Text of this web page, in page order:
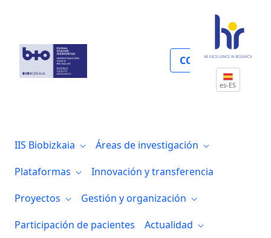
COLABORA
es-ES
IIS Biobizkaia
Áreas de investigación
Plataformas
Innovación y transferencia
Proyectos
Gestión y organización
Participación de pacientes
Actualidad